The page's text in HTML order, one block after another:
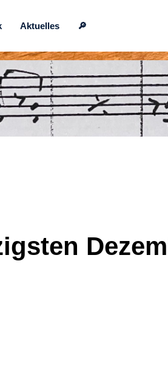
Aktuelles 🔎